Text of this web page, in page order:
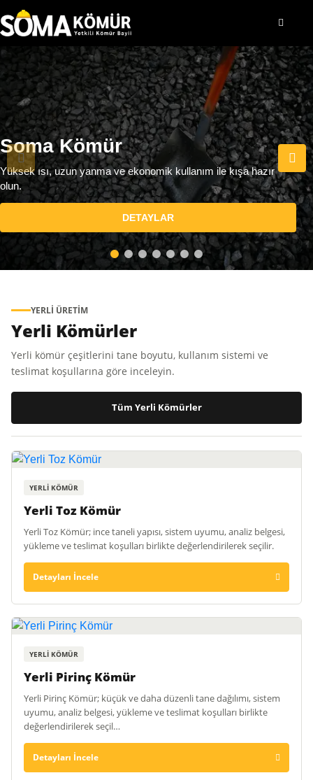
Soma Kömür
Yüksek ısı, uzun yanma ve ekonomik kullanım ile kışa hazır
olun.
DETAYLAR
YERLI ÜRETIM
Yerli Kömürler
Yerli kömür çeşitlerini tane boyutu, kullanım sistemi ve
teslimat koşullarına göre inceleyin.
Tüm Yerli Kömürler
YERLI KÖMÜR
Yerli Toz Kömür
Yerli Toz Kömür; ince taneli yapısı, sistem uyumu, analiz belgesi,
yükleme ve teslimat koşulları birlikte değerlendirilerek seçilir.
Detayları İncele
YERLI KÖMÜR
Yerli Pirinç Kömür
Yerli Pirinç Kömür; küçük ve daha düzenli tane dağılımı, sistem
uyumu, analiz belgesi, yükleme ve teslimat koşulları birlikte
değerlendirilerek seçil…
Detayları İncele